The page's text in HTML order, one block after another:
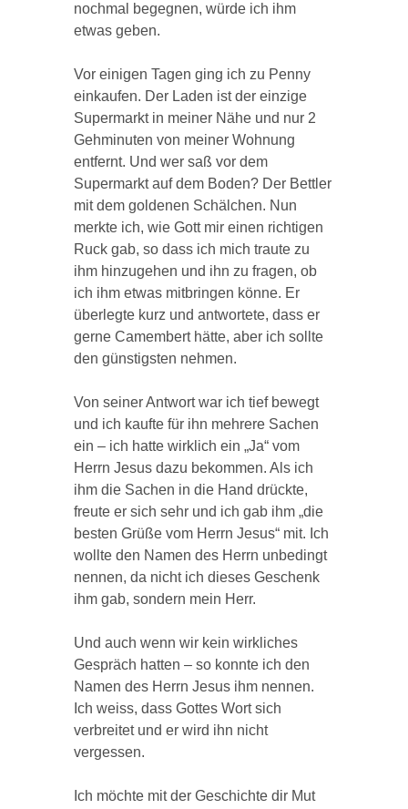
nochmal begegnen, würde ich ihm
etwas geben.
Vor einigen Tagen ging ich zu Penny
einkaufen. Der Laden ist der einzige
Supermarkt in meiner Nähe und nur 2
Gehminuten von meiner Wohnung
entfernt. Und wer saß vor dem
Supermarkt auf dem Boden? Der Bettler
mit dem goldenen Schälchen. Nun
merkte ich, wie Gott mir einen richtigen
Ruck gab, so dass ich mich traute zu
ihm hinzugehen und ihn zu fragen, ob
ich ihm etwas mitbringen könne. Er
überlegte kurz und antwortete, dass er
gerne Camembert hätte, aber ich sollte
den günstigsten nehmen.
Von seiner Antwort war ich tief bewegt
und ich kaufte für ihn mehrere Sachen
ein – ich hatte wirklich ein „Ja“ vom
Herrn Jesus dazu bekommen. Als ich
ihm die Sachen in die Hand drückte,
freute er sich sehr und ich gab ihm „die
besten Grüße vom Herrn Jesus“ mit. Ich
wollte den Namen des Herrn unbedingt
nennen, da nicht ich dieses Geschenk
ihm gab, sondern mein Herr.
Und auch wenn wir kein wirkliches
Gespräch hatten – so konnte ich den
Namen des Herrn Jesus ihm nennen.
Ich weiss, dass Gottes Wort sich
verbreitet und er wird ihn nicht
vergessen.
Ich möchte mit der Geschichte dir Mut